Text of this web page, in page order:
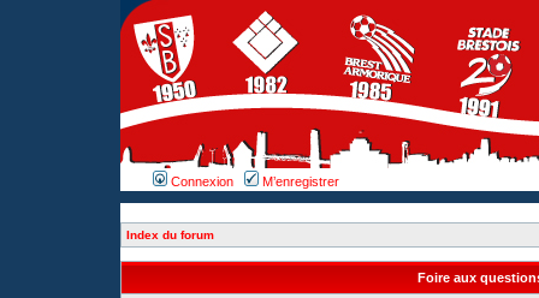
Connexion M’enregistrer
Index du forum
Foire aux